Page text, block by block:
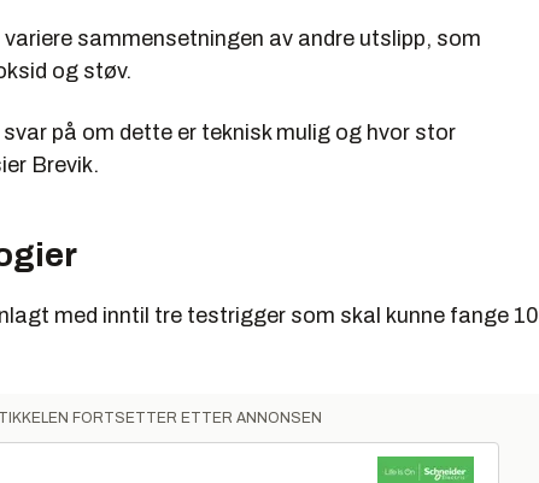
sammensetningen av andre utslipp, som
og støv.
på om dette er teknisk mulig og hvor stor
Brevik.
med inntil tre testrigger som skal kunne fange 10
FORTSETTER ETTER ANNONSEN